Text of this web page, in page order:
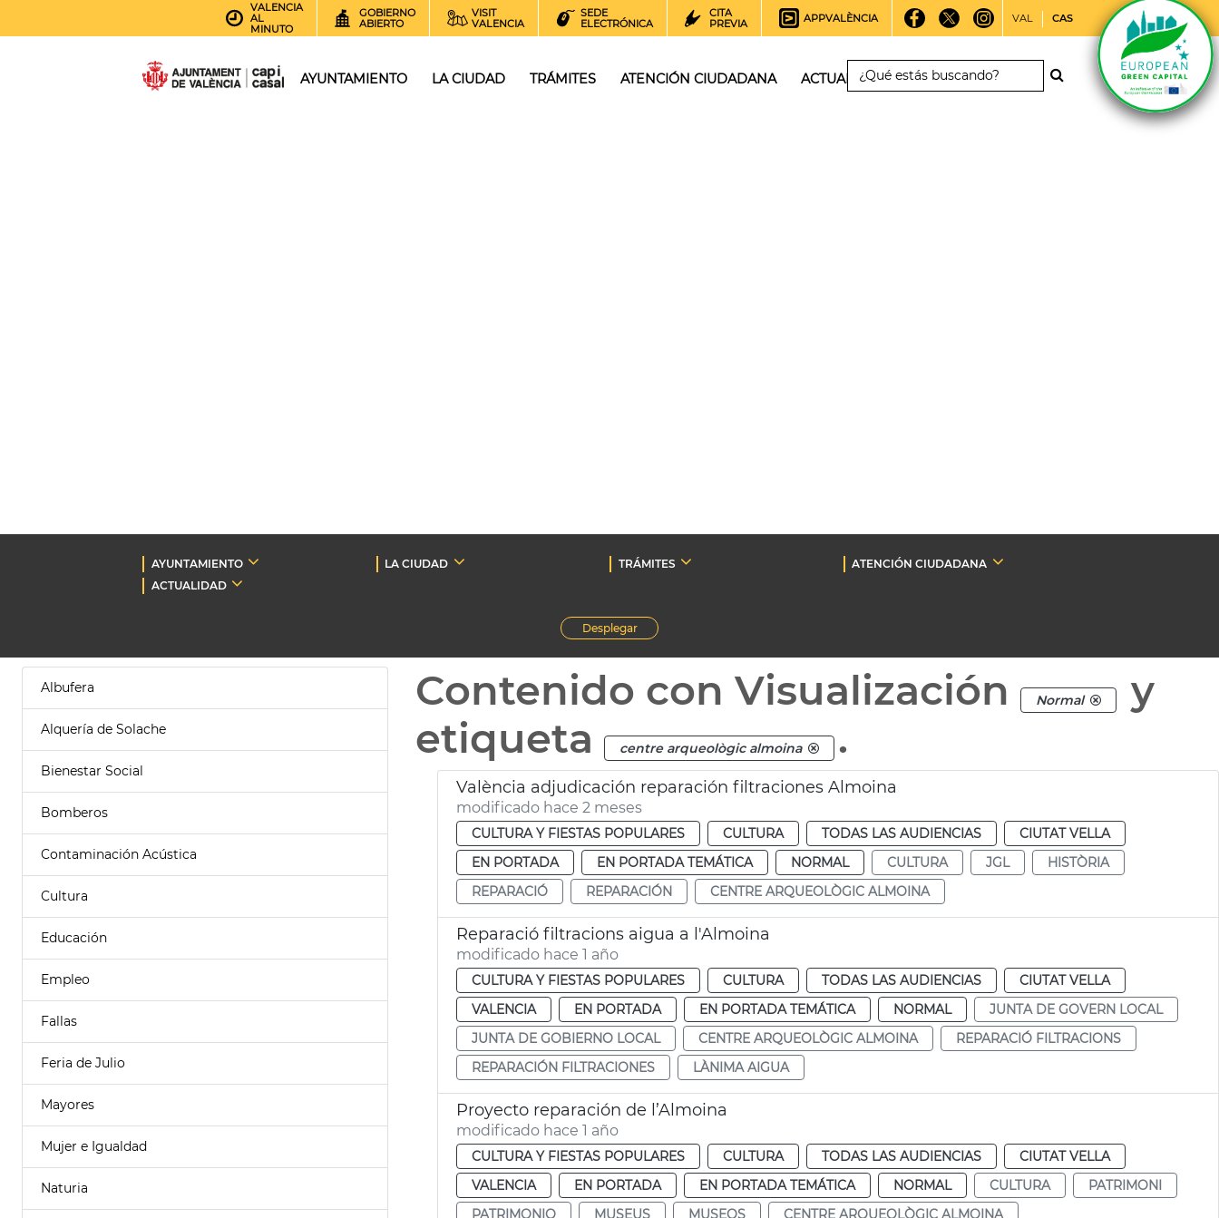
VALENCIA
AL
MINUTO
GOBIERNO
ABIERTO
VISIT
VALENCIA
SEDE
ELECTRÓNICA
CITA
PREVIA
APPVALÈNCIA VAL CAS
AYUNTAMIENTO LA CIUDAD TRÁMITES ATENCIÓN CIUDADANA ACTUALIDAD
AYUNTAMIENTO LA CIUDAD TRÁMITES
ATENCIÓN CIUDADANA
ACTUALIDAD
Desplegar
Albufera
Alquería de Solache
Bienestar Social
Bomberos
Contaminación Acústica
Cultura
Educación
Empleo
Fallas
Feria de Julio
Mayores
Mujer e Igualdad
Naturia
Contenido con Visualización Normal
y
etiqueta
centre arqueològic almoina .
València adjudicación reparación filtraciones Almoina
modificado hace 2 meses
CULTURA Y FIESTAS POPULARES CULTURA TODAS LAS AUDIENCIAS
CIUTAT VELLA
EN PORTADA
EN PORTADA TEMÁTICA NORMAL CULTURA JGL
HISTÒRIA
REPARACIÓ
REPARACIÓN CENTRE ARQUEOLÒGIC ALMOINA
Reparació filtracions aigua a l'Almoina
modificado hace 1 año
CULTURA Y FIESTAS POPULARES CULTURA TODAS LAS AUDIENCIAS
CIUTAT VELLA
VALENCIA
EN PORTADA EN PORTADA TEMÁTICA NORMAL
JUNTA DE GOVERN LOCAL
JUNTA DE GOBIERNO LOCAL
CENTRE ARQUEOLÒGIC ALMOINA
REPARACIÓ FILTRACIONS
REPARACIÓN FILTRACIONES
LÀNIMA AIGUA
Proyecto reparación de l’Almoina
modificado hace 1 año
CULTURA Y FIESTAS POPULARES CULTURA TODAS LAS AUDIENCIAS
CIUTAT VELLA
VALENCIA
EN PORTADA EN PORTADA TEMÁTICA NORMAL CULTURA
PATRIMONI
PATRIMONIO
MUSEUS MUSEOS
CENTRE ARQUEOLÒGIC ALMOINA